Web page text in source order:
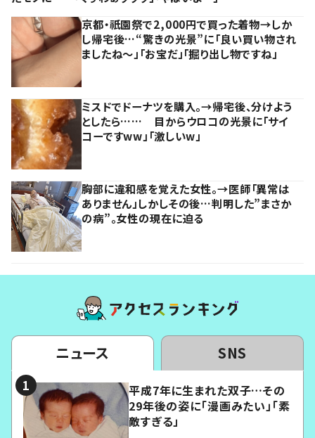
京都・祇園祭で2,000円で買った着物→しか
し帰宅後…“驚きの光景”に「良い買い物され
ましたね～」「お宝だ」「掘り出し物ですね」
ミスドでドーナツを購入。→帰宅後、分けよう
としたら…… 目からウロコの光景に「サイ
コーですww」「激しいw」
胸部に違和感を覚えた女性。→医師「異常は
ありません」しかしその後…判明した”まさか
の病”。女性の現在に迫る
ニュース SNS
平成7年に生まれた双子…その
29年後の姿に「漫画みたい」「素
敵すぎる」